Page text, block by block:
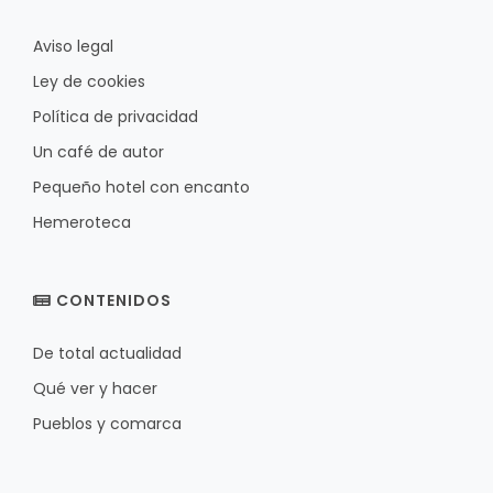
Aviso legal
Ley de cookies
Política de privacidad
Un café de autor
Pequeño hotel con encanto
Hemeroteca
CONTENIDOS
De total actualidad
Qué ver y hacer
Pueblos y comarca